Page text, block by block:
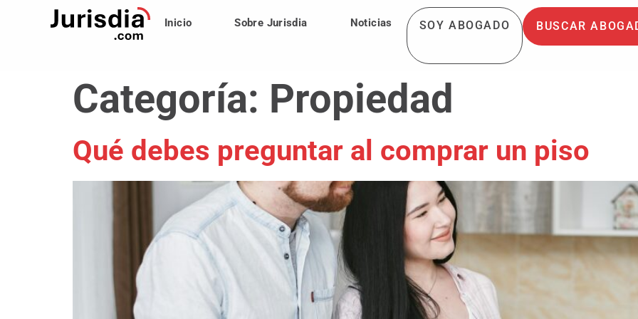
Inicio Sobre Jurisdia Noticias SOY ABOGADO BUSCAR
Categoría: Propiedad
Qué debes preguntar al comprar un piso